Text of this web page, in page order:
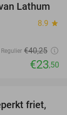
42%
Lathum
8.9 star
Regulier €40,25
€23,50
32%
friet,